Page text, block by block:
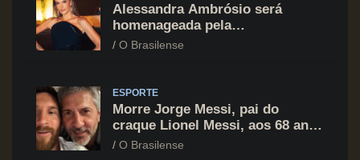
Alessandra Ambrósio será
homenageada pela
BrazilFoundation no New York
O Brasilense
ESPORTE
Morre Jorge Messi, pai do
craque Lionel Messi, aos 68 anos
na Argentina
O Brasilense